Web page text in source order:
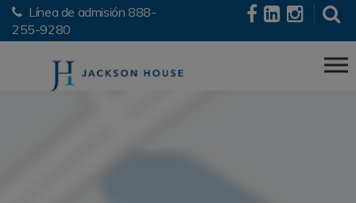
Skip to the content
Línea de admisión888-
255-9280